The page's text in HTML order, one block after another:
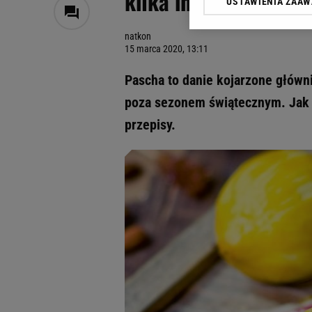
natkon
15 marca 2020, 13:11
Pascha to danie kojarzone
poza sezonem świątecznym.
przepisy.
Klikając „Akceptuję”
odnośnik „Ustawienia
My, nasi Zaufani
Użycie dokładnych